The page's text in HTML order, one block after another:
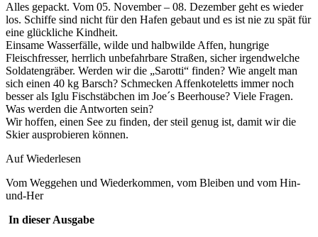
Alles gepackt. Vom 05. November – 08. Dezember geht es wieder
los. Schiffe sind nicht für den Hafen gebaut und es ist nie zu spät für
eine glückliche Kindheit.
Einsame Wasserfälle, wilde und halbwilde Affen, hungrige
Fleischfresser, herrlich unbefahrbare Straßen, sicher irgendwelche
Soldatengräber. Werden wir die „Sarotti“ finden? Wie angelt man
sich einen 40 kg Barsch? Schmecken Affenkoteletts immer noch
besser als Iglu Fischstäbchen im Joe´s Beerhouse? Viele Fragen.
Was werden die Antworten sein?
Wir hoffen, einen See zu finden, der steil genug ist, damit wir die
Skier ausprobieren können.
Auf Wiederlesen
Vom Weggehen und Wiederkommen, vom Bleiben und vom Hin-
und-Her
In dieser Ausgabe